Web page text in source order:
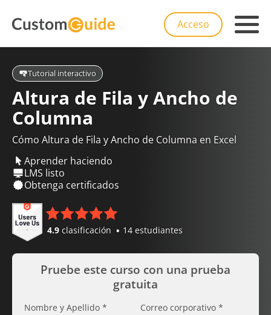
Acceso
Tutorial interactivo
Altura de Fila y Ancho de
Columna
Cómo Altura de Fila y Ancho de Columna en Excel
Aprender haciendo
LMS listo
Obtenga certificados
4.9 clasificación 14 estudiantes
Pruebe este curso con una prueba
gratuita
Nombre y Apellido * Correo corporativo *